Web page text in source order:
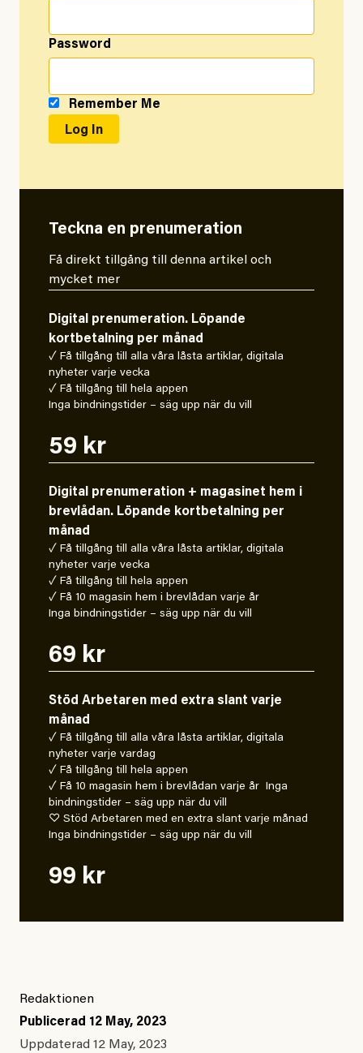
Password
Remember Me
Teckna en prenumeration
Få direkt tillgång till denna artikel och
mycket mer
Digital prenumeration. Löpande
kortbetalning per månad
✓ Få tillgång till alla våra låsta artiklar, digitala
nyheter varje vecka
✓ Få tillgång till hela appen
Inga bindningstider – säg upp när du vill
59 kr
Digital prenumeration + magasinet hem i
brevlådan. Löpande kortbetalning per
månad
✓ Få tillgång till alla våra låsta artiklar, digitala
nyheter varje vecka
✓ Få tillgång till hela appen
✓ Få 10 magasin hem i brevlådan varje år
Inga bindningstider – säg upp när du vill
69 kr
Stöd Arbetaren med extra slant varje
månad
✓ Få tillgång till alla våra låsta artiklar, digitala
nyheter varje vardag
✓ Få tillgång till hela appen
✓ Få 10 magasin hem i brevlådan varje år Inga
bindningstider – säg upp när du vill
♡ Stöd Arbetaren med en extra slant varje månad
Inga bindningstider – säg upp när du vill
99 kr
Redaktionen
Publicerad 12 May, 2023
Uppdaterad 12 May, 2023